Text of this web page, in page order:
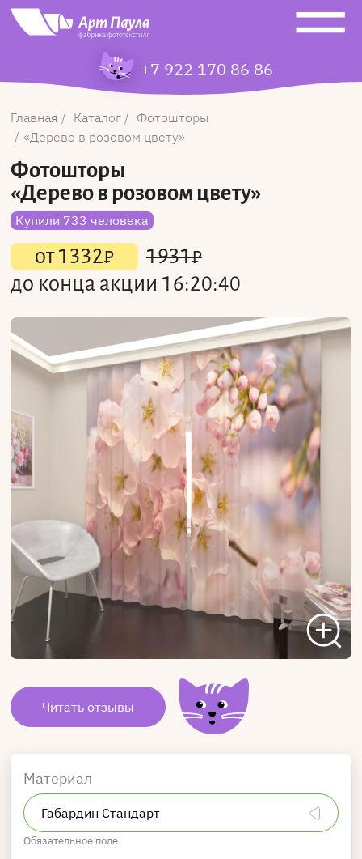
+7 922 170 86 86
Главная Каталог
Фотошторы
Дерево в розовом цвету
Фотошторы
«Дерево в розовом цвету»
Купили 733 человека
от1332₽ 1931₽
до конца акции 16:20:40
Читать отзывы
Материал
Обязательное поле